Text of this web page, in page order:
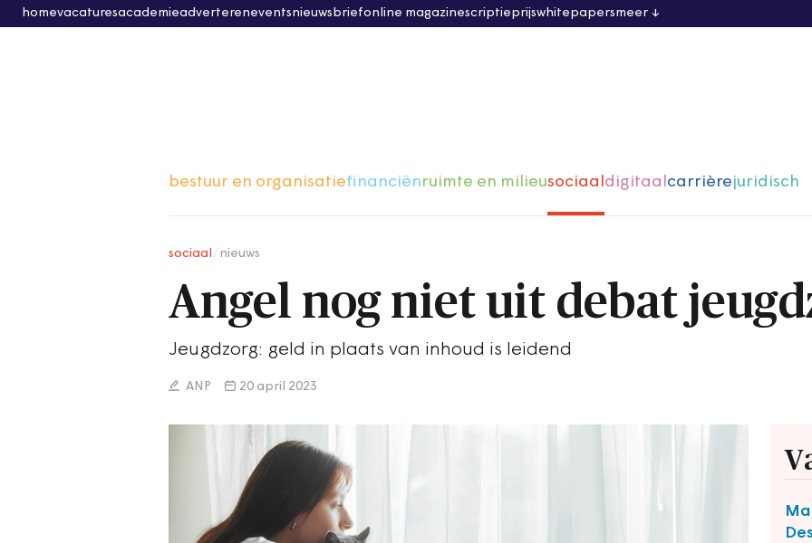
homevacaturesacademieadvertereneventsnieuwsbriefonline magazinescriptieprijswhitepapersmeer
bestuur en organisatiefinanciënruimte en milieusociaaldigitaalcarrièrejuridisch
sociaal nieuws
Angel nog niet uit debat
Jeugdzorg: geld in plaats van inhoud is leidend
ANP 20 april 2023